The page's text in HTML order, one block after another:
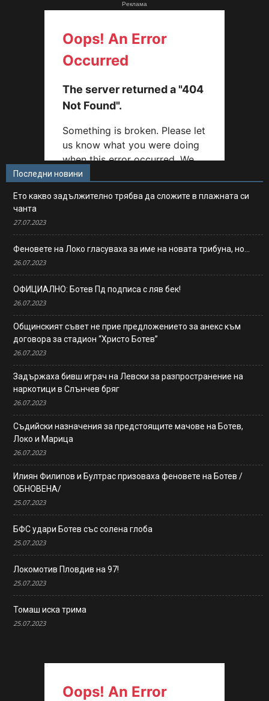
Реклама
Последни новини
Ето какво задължително трябва да сложите в плажната си
чанта
27.07.2023
Феновете на Локо гласуваха за име на новата трибуна, но…
26.07.2023
ОФИЦИАЛНО: Ботев Пд подписа с ляв бек!
26.07.2023
Общинският съвет не прие предложението за анекс към
договора за стадион “Христо Ботев”
26.07.2023
Задържаха бивш играч на Левски за разпространение на
наркотици в Слънчев бряг
26.07.2023
Съдийски назначения за предстоящите мачове на Ботев,
Локо и Марица
26.07.2023
Илиян Филипов и Бултрас призоваха феновете на Ботев /
ОБНОВЕНА/
25.07.2023
БФС удари Ботев със солена глоба
25.07.2023
Локомотив Пловдив на 97!
25.07.2023
Томаш иска трима
25.07.2023